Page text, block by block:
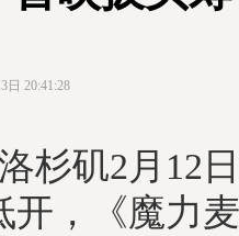
日 20:41:28
矶2月12日
开，《魔力